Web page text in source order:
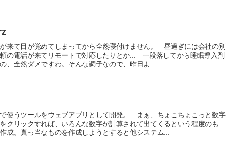
来て目が覚めてしまってから全然寝付けません。 昼過ぎには会社の別
の電話が来てリモートで対応したりとか... 一段落してから睡眠導入剤
、全然ダメですわ。そんな調子なので、昨日よ...
使うツールをウェブアプリとして開発。 まぁ、ちょこちょこっと数字
クリックすれば、いろんな数字が計算されて出てくるという程度のも
成。真っ当なものを作成しようとすると他システム...